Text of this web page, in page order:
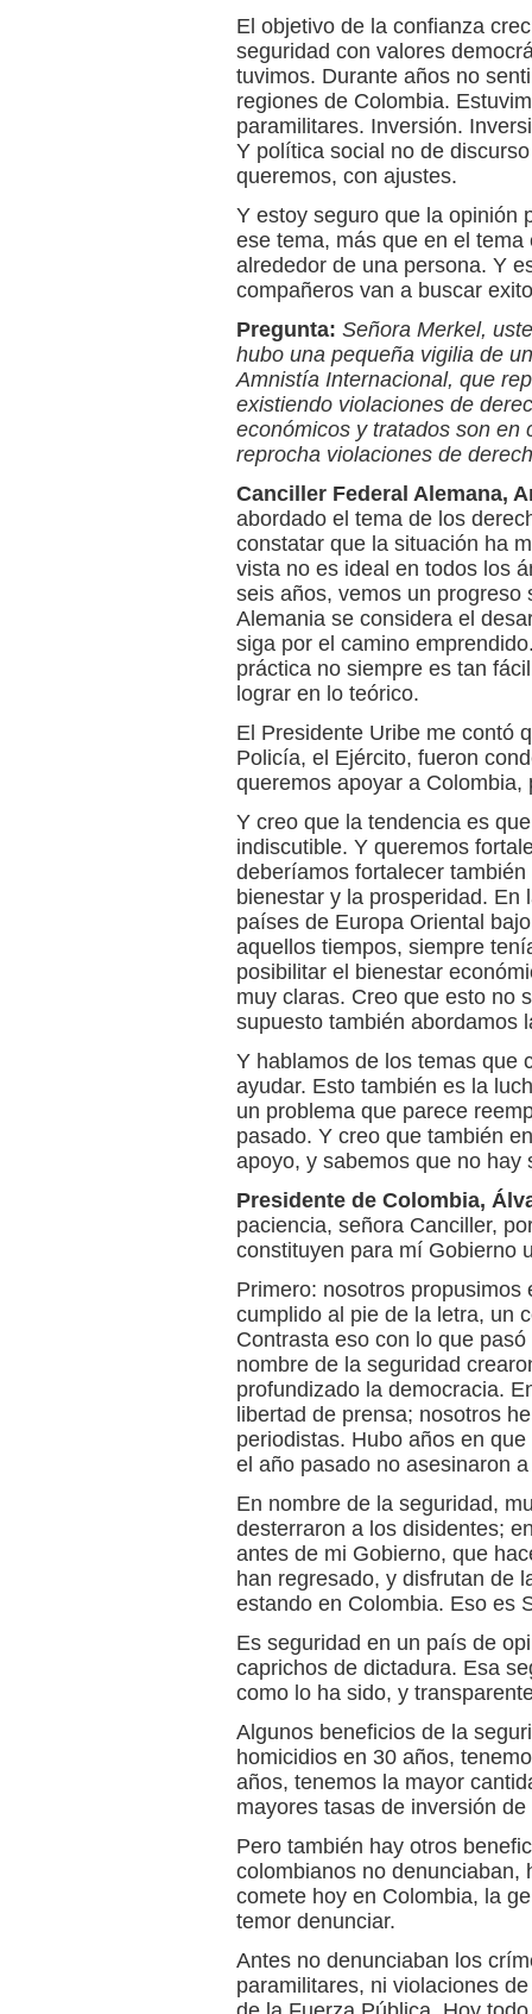
El objetivo de la confianza
seguridad con valores
tuvimos. Durante años no
regiones de Colombia.
paramilitares. Inversión.
Y política social no de
queremos, con ajustes.
Y estoy seguro que la opinión
ese tema, más que en el
alrededor de una persona. Y
compañeros van a buscar
Pregunta: Señora Merkel,
hubo una pequeña vigilia de
Amnistía Internacional, que
existiendo violaciones de
económicos y tratados son en
reprocha violaciones de
Canciller Federal Alemana,
abordado el tema de los
constatar que la situación ha
vista no es ideal en todos los
seis años, vemos un progreso
Alemania se considera el
siga por el camino
práctica no siempre es tan
lograr en lo teórico.
El Presidente Uribe me contó
Policía, el Ejército, fueron
queremos apoyar a
Y creo que la tendencia es
indiscutible. Y queremos
deberíamos fortalecer
bienestar y la prosperidad.
países de Europa Oriental
aquellos tiempos, siempre
posibilitar el bienestar
muy claras. Creo que esto no
supuesto también abordamos
Y hablamos de los temas que
ayudar. Esto también es la
un problema que parece
pasado. Y creo que también
apoyo, y sabemos que no hay
Presidente de Colombia,
paciencia, señora Canciller,
constituyen para mí Gobierno
Primero: nosotros
cumplido al pie de la letra, un
Contrasta eso con lo que
nombre de la seguridad
profundizado la democracia.
libertad de prensa; nosotros
periodistas. Hubo años en
el año pasado no asesinaron
En nombre de la seguridad,
desterraron a los disidentes;
antes de mi Gobierno, que
han regresado, y disfrutan de
estando en Colombia. Eso es
Es seguridad en un país de
caprichos de dictadura. Esa
como lo ha sido, y
Algunos beneficios de la
homicidios en 30 años,
años, tenemos la mayor
mayores tasas de inversión
Pero también hay otros
colombianos no denunciaban,
comete hoy en Colombia, la
temor denunciar.
Antes no denunciaban los
paramilitares, ni violaciones